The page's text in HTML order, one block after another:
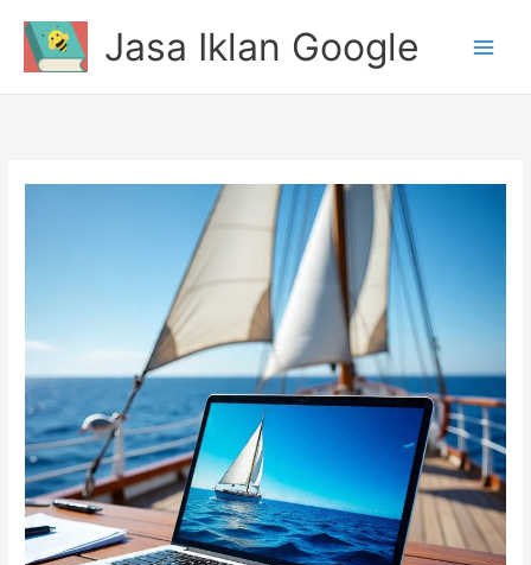
konten
Jasa Iklan Google